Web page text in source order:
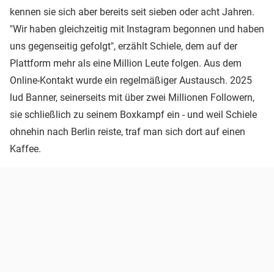
kennen sie sich aber bereits seit sieben oder acht Jahren.
"Wir haben gleichzeitig mit Instagram begonnen und haben
uns gegenseitig gefolgt", erzählt Schiele, dem auf der
Plattform mehr als eine Million Leute folgen. Aus dem
Online-Kontakt wurde ein regelmäßiger Austausch. 2025
lud Banner, seinerseits mit über zwei Millionen Followern,
sie schließlich zu seinem Boxkampf ein - und weil Schiele
ohnehin nach Berlin reiste, traf man sich dort auf einen
Kaffee.